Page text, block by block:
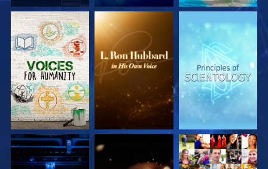
UTFORSKA
SERIEN
UTFORSKA
SERIEN
UTFORSKA
SERIEN